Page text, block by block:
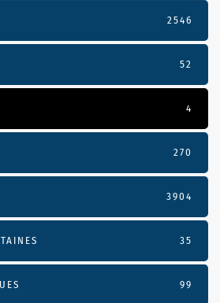
2546
52
4
270
3904
35
99